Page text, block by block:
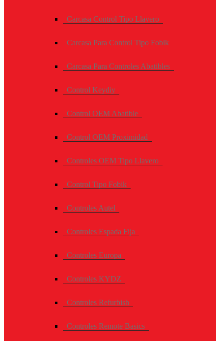
Carcasa Control Tipo Llavero
Carcasa Para Control Tipo Fobik
Carcasa Para Controles Abatibles
Control Keydiy
Control OEM Abatible
Control OEM Proximidad
Controles OEM Tipo Llavero
Control Tipo Fobik
Controles Autel
Controles Espada Fija
Controles Europa
Controles KYDZ
Controles Refurbish
Controles Remote Basics